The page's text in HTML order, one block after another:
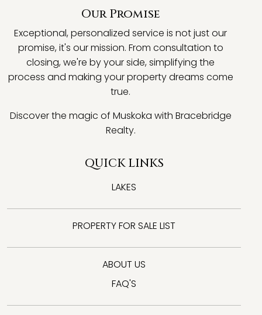
Our Promise
Exceptional, personalized service is not just our
promise, it's our mission. From consultation to
closing, we're by your side, simplifying the
process and making your property dreams come
true.
Discover the magic of Muskoka with Bracebridge
Realty.
QUICK LINKS
LAKES
PROPERTY FOR SALE LIST
ABOUT US
FAQ'S